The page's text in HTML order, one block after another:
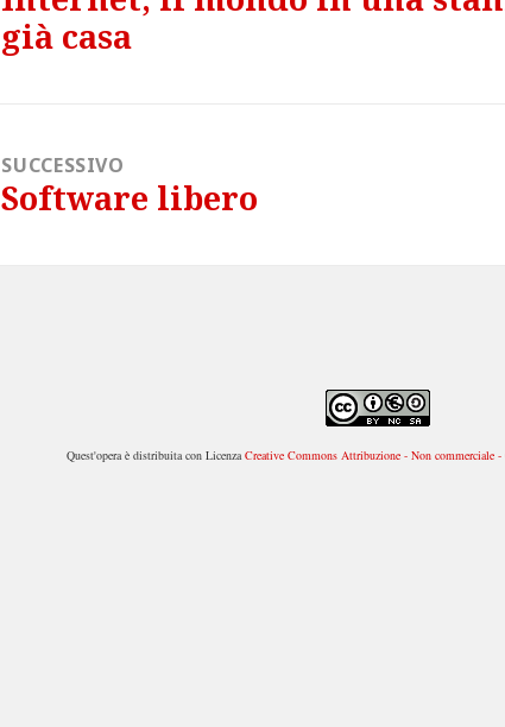
precedente:
già casa
SUCCESSIVO
Articolo
Software libero
Quest'opera è distribuita con LicenzaCreative Commons Attribuzione - Non commerciale